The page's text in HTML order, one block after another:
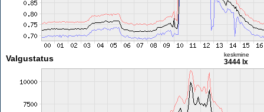
Valgustatus keskmine
3444 lx